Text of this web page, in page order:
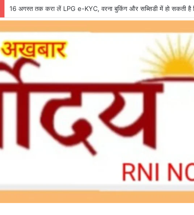
एसडीओ कार्यालय में तैनात वनरक्षक पर रिश्वतखोरी के आरोप, जांच की उठी मांग